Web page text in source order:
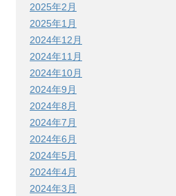
2025年2月
2025年1月
2024年12月
2024年11月
2024年10月
2024年9月
2024年8月
2024年7月
2024年6月
2024年5月
2024年4月
2024年3月